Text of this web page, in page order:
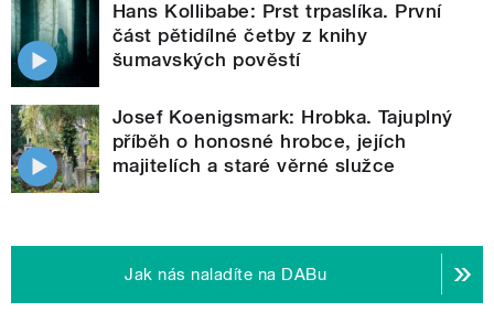
Hans Kollibabe: Prst trpaslíka. První
část pětidílné četby z knihy
šumavských pověstí
Josef Koenigsmark: Hrobka. Tajuplný
příběh o honosné hrobce, jejích
majitelích a staré věrné služce
Jak nás naladíte na DABu